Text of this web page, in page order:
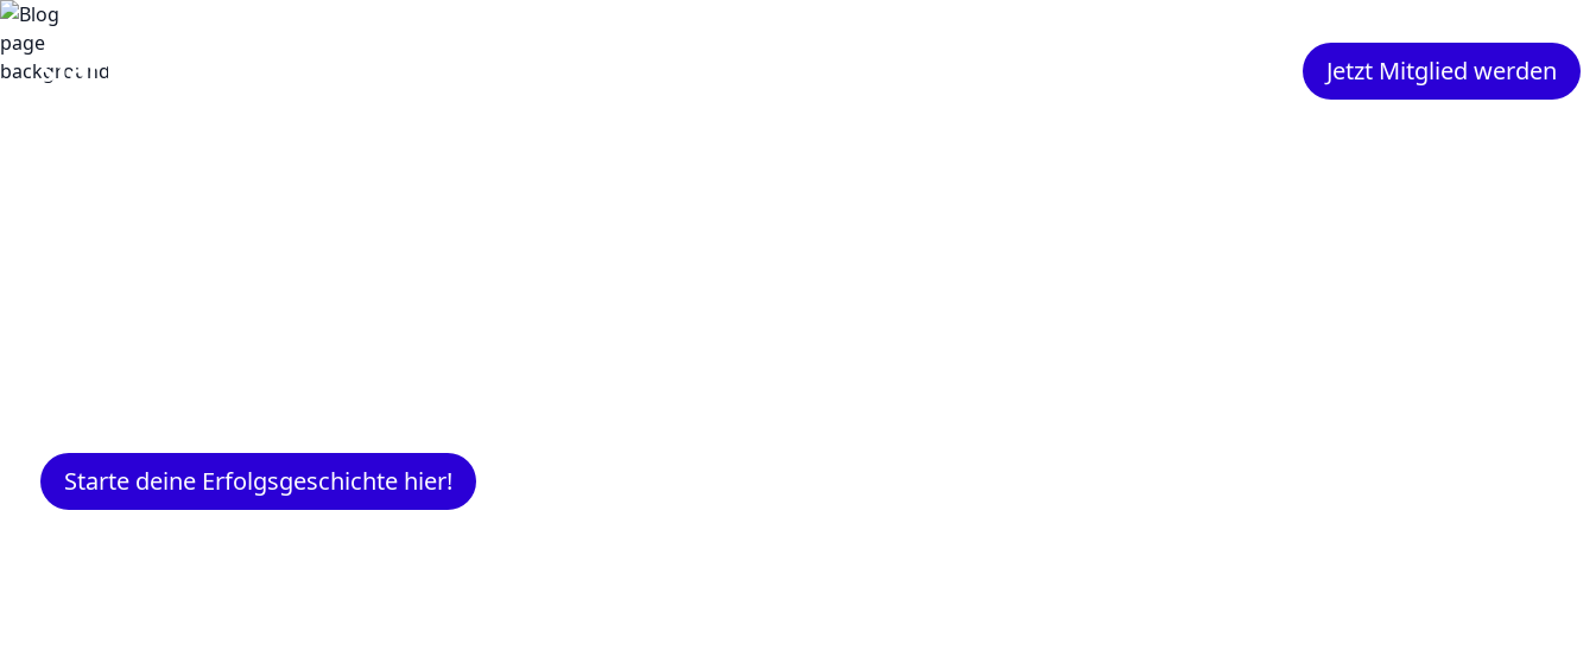
Jetzt Mitglied werden
Starte deine Erfolgsgeschichte hier!